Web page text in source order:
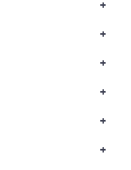
+
+
+
+
+
+